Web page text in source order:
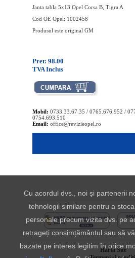
Janta tabla 5x13 Opel Corsa B, Tigra A
Cod OE Opel: 1002458
Produsul este original GM
Pret: 98.00
TVA Inclus
Mobil: 0733.33.67.35 / 0765.676.952 /
0754.693.510
Email: office@revizieopel.ro
Harta Site
Cu acordul dvs., noi și partenerii
tehnologii similare pentru a
personale precum vizita dvs. pe
retrageți consimțământul sau să
bazate pe interes legitim în orice